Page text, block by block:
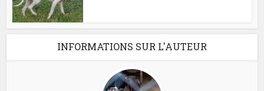
INFORMATIONS SUR L'AUTEUR